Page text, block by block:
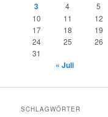
3 4 5
10
11 12
17
18 19
24
25 26
31
« Juli
SCHLAGWÖRTER